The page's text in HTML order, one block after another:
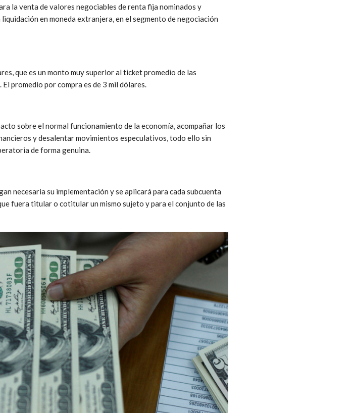
la venta de valores negociables de renta fija nominados y
en moneda extranjera, en el segmento de negociación
que es un monto muy superior al ticket promedio de las
promedio por compra es de 3 mil dólares.
sobre el normal funcionamiento de la economía, acompañar los
y desalentar movimientos especulativos, todo ello sin
de forma genuina.
necesaria su implementación y se aplicará para cada subcuenta
fuera titular o cotitular un mismo sujeto y para el conjunto de las